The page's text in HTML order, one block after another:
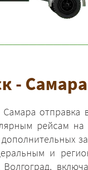
- Самара
отправка
рейсам
и